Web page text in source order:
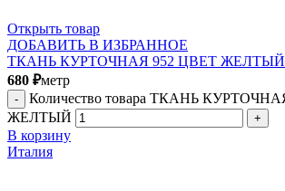
Открыть товар
ДОБАВИТЬ В ИЗБРАННОЕ
ТКАНЬ КУРТОЧНАЯ 952 ЦВЕТ ЖЕЛТЫЙ
680 ₽метр
Количество товара ТКАНЬ
ЖЕЛТЫЙ
В корзину
Италия